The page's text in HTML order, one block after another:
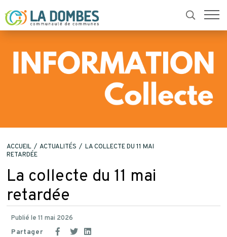
retour
ACCUEIL ACTUALITÉS
LA COLLECTE DU 11 MAI
RETARDÉE
La collecte du 11 mai
retardée
Publié le 11 mai 2026
Partager